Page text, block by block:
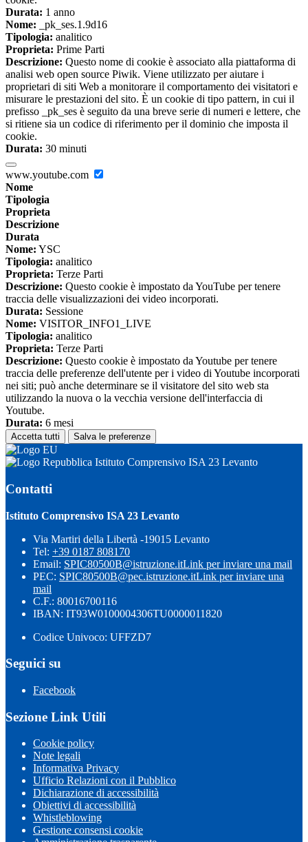
Durata: 1 anno
Nome: _pk_ses.1.9d16
Tipologia: analitico
Proprieta: Prime Parti
Descrizione: Questo nome di cookie è associato alla piattaforma di
analisi web open source Piwik. Viene utilizzato per aiutare i
proprietari di siti Web a monitorare il comportamento dei visitatori e
misurare le prestazioni del sito. È un cookie di tipo pattern, in cui il
prefisso _pk_ses è seguito da una breve serie di numeri e lettere, che
si ritiene sia un codice di riferimento per il dominio che imposta il
cookie.
Durata: 30 minuti
www.youtube.com
Nome
Tipologia
Proprieta
Descrizione
Durata
Nome: YSC
Tipologia: analitico
Proprieta: Terze Parti
Descrizione: Questo cookie è impostato da YouTube per tenere
traccia delle visualizzazioni dei video incorporati.
Durata: Sessione
Nome: VISITOR_INFO1_LIVE
Tipologia: analitico
Proprieta: Terze Parti
Descrizione: Questo cookie è impostato da Youtube per tenere
traccia delle preferenze dell'utente per i video di Youtube incorporati
nei siti; può anche determinare se il visitatore del sito web sta
utilizzando la nuova o la vecchia versione dell'interfaccia di
Youtube.
Durata: 6 mesi
Accetta tutti Salva le preferenze
Istituto Comprensivo ISA 23 Levanto
Contatti
Istituto Comprensivo ISA 23 Levanto
Via Martiri della Libertà -19015 Levanto
Tel: +39 0187 808170
Email: SPIC80500B@istruzione.itLink per inviare una mail
PEC: SPIC80500B@pec.istruzione.itLink per inviare una
mail
C.F.: 80016700116
IBAN: IT93W0100004306TU0000011820
Codice Univoco: UFFZD7
Seguici su
Facebook
Sezione Link Utili
Cookie policy
Note legali
Informativa Privacy
Ufficio Relazioni con il Pubblico
Dichiarazione di accessibilità
Obiettivi di accessibilità
Whistleblowing
Gestione consensi cookie